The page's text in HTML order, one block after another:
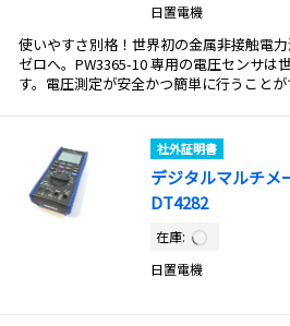
日置電機
使いやすさ別格！世界初の金属非接触電
ゼロへ。PW3365-10 専用の電圧センサは
す。電圧測定が安全かつ簡単に行うことが
社外証明書
デジタルマルチメ
DT4282
在庫:
日置電機